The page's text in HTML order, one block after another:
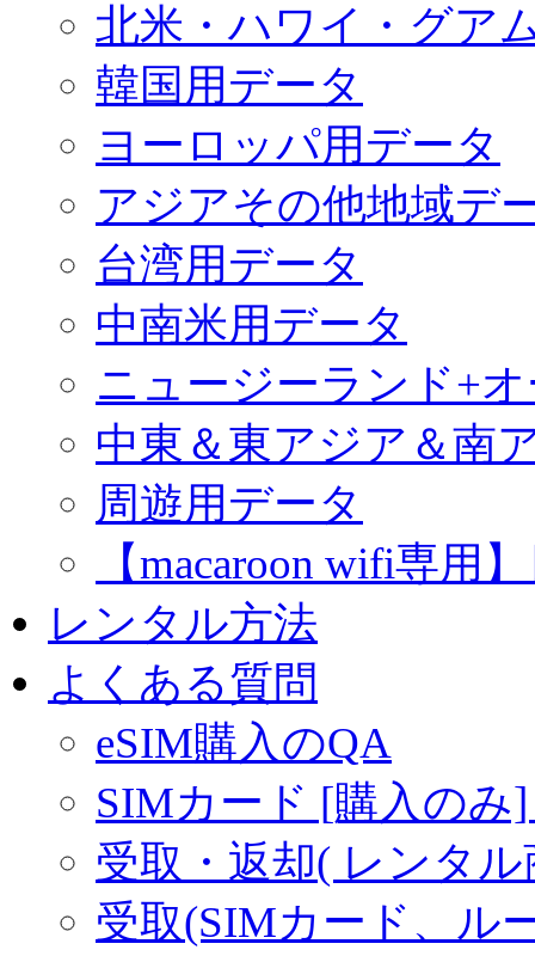
北米・ハワイ・グア
韓国用データ
ヨーロッパ用データ
アジアその他地域デ
台湾用データ
中南米用データ
ニュージーランド+
中東＆東アジア＆南
周遊用データ
【macaroon wifi専用
レンタル方法
よくある質問
eSIM購入のQA
SIMカード [購入のみ
受取・返却( レンタ
受取(SIMカード、ル